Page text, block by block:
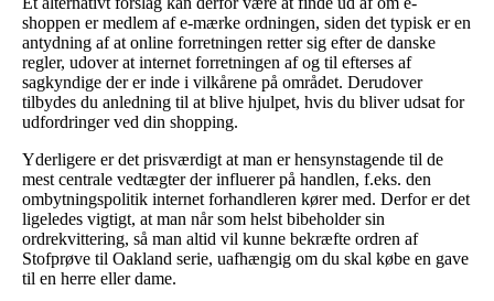
shoppen er medlem af e-mærke ordningen, siden det typisk er en
antydning af at online forretningen retter sig efter de danske
regler, udover at internet forretningen af og til efterses af
sagkyndige der er inde i vilkårene på området. Derudover
tilbydes du anledning til at blive hjulpet, hvis du bliver udsat for
udfordringer ved din shopping.
Yderligere er det prisværdigt at man er hensynstagende til de
mest centrale vedtægter der influerer på handlen, f.eks. den
ombytningspolitik internet forhandleren kører med. Derfor er det
ligeledes vigtigt, at man når som helst bibeholder sin
ordrekvittering, så man altid vil kunne bekræfte ordren af
Stofprøve til Oakland serie, uafhængig om du skal købe en gave
til en herre eller dame.